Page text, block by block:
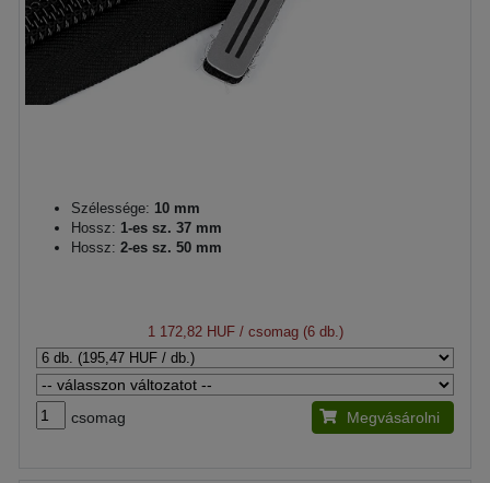
Szélessége: 10 mm
Hossz: 1-es sz. 37 mm
Hossz: 2-es sz. 50 mm
1 172,82 HUF/ csomag (6 db.)
csomag Megvásárolni